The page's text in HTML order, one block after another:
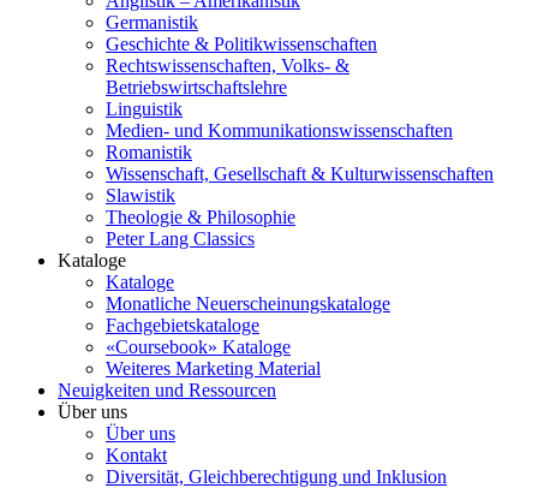
Germanistik
Geschichte & Politikwissenschaften
Rechtswissenschaften, Volks- &
Betriebswirtschaftslehre
Linguistik
Medien- und Kommunikationswissenschaften
Romanistik
Wissenschaft, Gesellschaft & Kulturwissenschaften
Slawistik
Theologie & Philosophie
Peter Lang Classics
Kataloge
Kataloge
Monatliche Neuerscheinungskataloge
Fachgebietskataloge
«Coursebook» Kataloge
Weiteres Marketing Material
Neuigkeiten und Ressourcen
Über uns
Über uns
Kontakt
Diversität, Gleichberechtigung und Inklusion